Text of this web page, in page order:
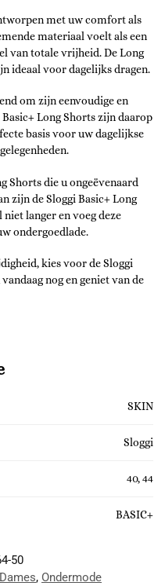
met uw comfort als
materiaal voelt als een
van totale vrijheid. De Long
ideaal voor dagelijks dragen.
om zijn eenvoudige en
Long Shorts zijn daarop
basis voor uw dagelijkse
Shorts die u ongeëvenaard
zijn de Sloggi Basic+ Long
langer en voeg deze
ondergoedlade.
kies voor de Sloggi
nog en geniet van de
SKIN
Sloggi
40, 44
BASIC+
50
Dames, Ondermode